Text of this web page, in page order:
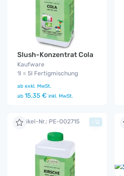
Slush-Konzentrat Cola
Kaufware
1l = 5l Fertigmischung
ab exkl. MwSt.
ab 15,35 € inkl. MwSt.
Artikel-Nr.: PE-002715 +